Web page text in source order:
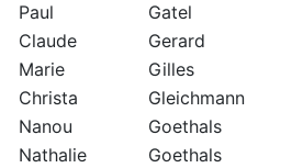
Paul
Gatel
Claude
Gerard
Marie
Gilles
Christa
Gleichmann
Nanou
Goethals
Nathalie
Goethals